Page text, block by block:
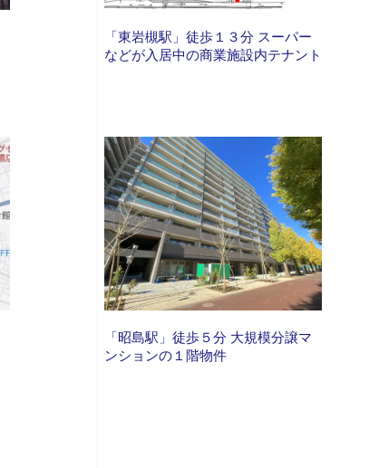
「東岩槻駅」徒歩１３分 スーパー
などが入居中の商業施設内テナント
「昭島駅」徒歩５分 大規模分譲マ
ンションの１階物件